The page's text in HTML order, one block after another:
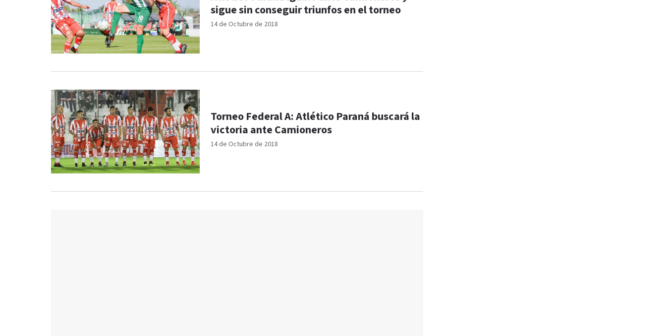
14 de Octubre de 2018
sigue sin conseguir triunfos en el torneo
14 de Octubre de 2018
Torneo Federal A: Atlético Paraná buscará la
victoria ante Camioneros